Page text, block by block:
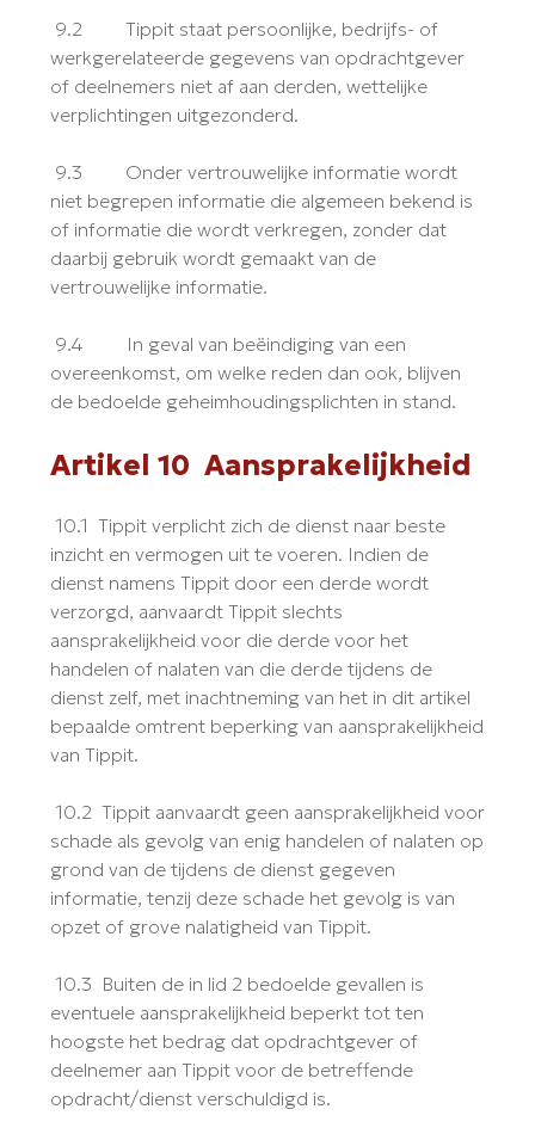
9.2 Tippit staat persoonlijke, bedrijfs- of
werkgerelateerde gegevens van opdrachtgever
of deelnemers niet af aan derden, wettelijke
verplichtingen uitgezonderd.
9.3 Onder vertrouwelijke informatie wordt
niet begrepen informatie die algemeen bekend is
of informatie die wordt verkregen, zonder dat
daarbij gebruik wordt gemaakt van de
vertrouwelijke informatie.
9.4 In geval van beëindiging van een
overeenkomst, om welke reden dan ook, blijven
de bedoelde geheimhoudingsplichten in stand.
Artikel 10 Aansprakelijkheid
10.1 Tippit verplicht zich de dienst naar beste
inzicht en vermogen uit te voeren. Indien de
dienst namens Tippit door een derde wordt
verzorgd, aanvaardt Tippit slechts
aansprakelijkheid voor die derde voor het
handelen of nalaten van die derde tijdens de
dienst zelf, met inachtneming van het in dit artikel
bepaalde omtrent beperking van aansprakelijkheid
van Tippit.
10.2 Tippit aanvaardt geen aansprakelijkheid voor
schade als gevolg van enig handelen of nalaten op
grond van de tijdens de dienst gegeven
informatie, tenzij deze schade het gevolg is van
opzet of grove nalatigheid van Tippit.
10.3 Buiten de in lid 2 bedoelde gevallen is
eventuele aansprakelijkheid beperkt tot ten
hoogste het bedrag dat opdrachtgever of
deelnemer aan Tippit voor de betreffende
opdracht/dienst verschuldigd is.